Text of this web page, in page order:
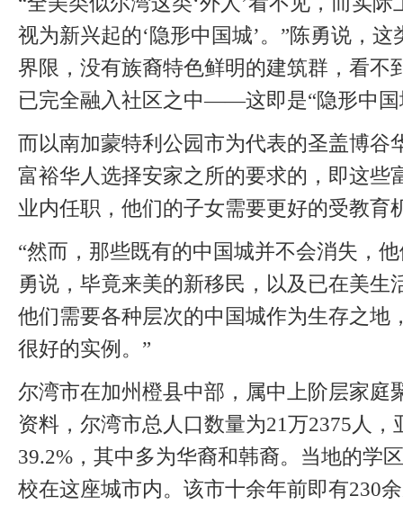
视为新兴起的‘隐形中国城’。”陈勇说，
界限，没有族裔特色鲜明的建筑群，看
已完全融入社区之中——这即是“隐形中国
而以南加蒙特利公园市为代表的圣盖博谷
富裕华人选择安家之所的要求的，即这些
业内任职，他们的子女需要更好的受教育
“然而，那些既有的中国城并不会消失，
勇说，毕竟来美的新移民，以及已在美生
他们需要各种层次的中国城作为生存之地
很好的实例。”
尔湾市在加州橙县中部，属中上阶层家庭
资料，尔湾市总人口数量为21万2375人
39.2%，其中多为华裔和韩裔。当地的学
校在这座城市内。该市十余年前即有230